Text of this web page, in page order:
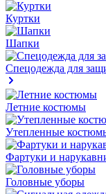
Куртки
Шапки
Спецодежда для
Летние костюмы
Утепленные
Фартуки и
Головные уборы